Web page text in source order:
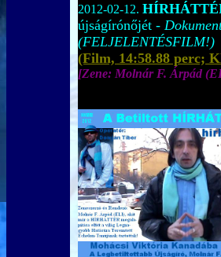
2012-02-12.
újságírónőjét -
(FELJELENTÉSFILM!)
(Film, 14:58.88 perc;
[Zene: Molnár F. Árpád